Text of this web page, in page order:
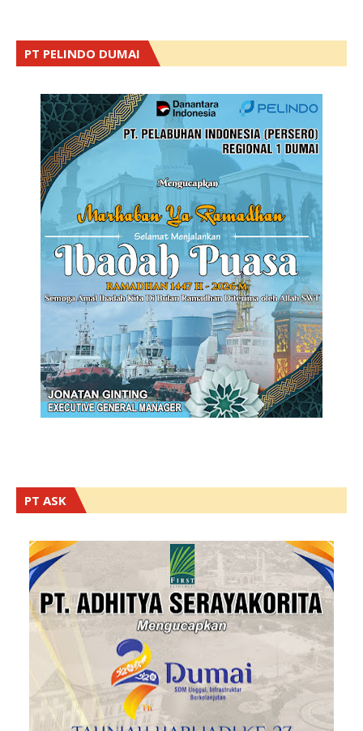
PT PELINDO DUMAI
PT ASK